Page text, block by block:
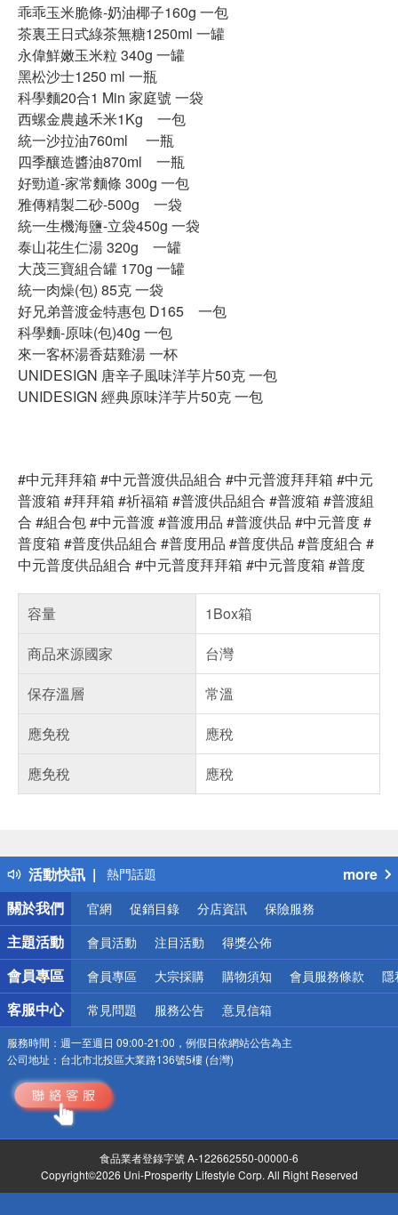
乖乖玉米脆條-奶油椰子160g 一包
茶裏王日式綠茶無糖1250ml 一罐
永偉鮮嫩玉米粒 340g 一罐
黑松沙士1250 ml 一瓶
科學麵20合1 Min 家庭號 一袋
西螺金農越禾米1Kg 一包
統一沙拉油760ml 一瓶
四季釀造醬油870ml 一瓶
好勁道-家常麵條 300g 一包
雅傳精製二砂-500g 一袋
統一生機海鹽-立袋450g 一袋
泰山花生仁湯 320g 一罐
大茂三寶組合罐 170g 一罐
統一肉燥(包) 85克 一袋
好兄弟普渡金特惠包 D165 一包
科學麵-原味(包)40g 一包
來一客杯湯香菇雞湯 一杯
UNIDESIGN 唐辛子風味洋芋片50克 一包
UNIDESIGN 經典原味洋芋片50克 一包
#中元拜拜箱 #中元普渡供品組合 #中元普渡拜拜箱 #中元
普渡箱 #拜拜箱 #祈福箱 #普渡供品組合 #普渡箱 #普渡組
合 #組合包 #中元普渡 #普渡用品 #普渡供品 #中元普度 #
普度箱 #普度供品組合 #普度用品 #普度供品 #普度組合 #
中元普度供品組合 #中元普度拜拜箱 #中元普度箱 #普度
容量
1Box箱
商品來源國家
台灣
保存溫層
常溫
應免稅
應稅
應免稅
應稅
活動快訊
得獎公告
熱門話題
銀行優惠
偏遠地區配送
詐騙網頁！請小心！
more
關於我們
官網 促銷目錄 分店資訊 保險服務
主題活動 會員活動 注目活動 得獎公佈
會員專區 會員專區 大宗採購 購物須知 會員服務條款 隱
客服中心 常見問題 服務公告 意見信箱
服務時間： 週一至週日 09:00-21:00，例假日依網站公告為主
公司地址： 台北市北投區大業路136號5樓 (台灣)
食品業者登錄字號 A-122662550-00000-6
Copyright©2026 Uni-Prosperity Lifestyle Corp. All Right Reserved